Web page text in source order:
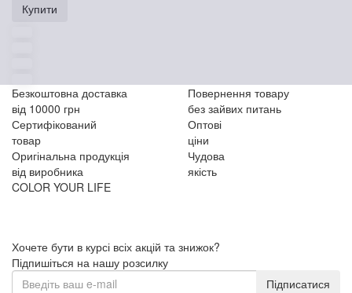
Купити
Безкоштовна доставка
від 10000 грн
Повернення товару
без зайвих питань
Сертифікований
товар
Оптові
ціни
Оригінальна продукція
від виробника
Чудова
якість
COLOR YOUR LIFE
Хочете бути в курсі всіх акцій та знижок?
Підпишіться на нашу розсилку
Підписатися